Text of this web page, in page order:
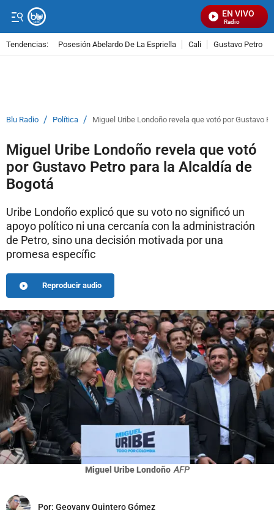
EN VIVO
Señal Visual Radio
Tendencias: Posesión Abelardo De La Espriella Cali Gustavo Petro
Blu Radio / Política / Miguel Uribe Londoño revela que votó por Gustavo
Miguel Uribe Londoño revela que votó
por Gustavo Petro para la Alcaldía de
Bogotá
Uribe Londoño explicó que su voto no significó un
apoyo político ni una cercanía con la administración
de Petro, sino una decisión motivada por una
promesa específic
Reproducir audio
Miguel Uribe Londoño AFP
Por: Geovany Quintero Gómez